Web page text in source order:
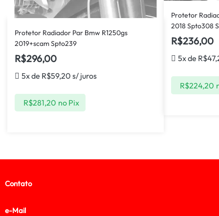
Protetor Radiador Par Bmw R1250gs
2019+scam Spto239
R$296,00
5x de R$59,20 s/ juros
R$281,20 no Pix
Protetor
2018 Spto308
R$236,00
5x de R$
R$224,20
Contato
e-Mail